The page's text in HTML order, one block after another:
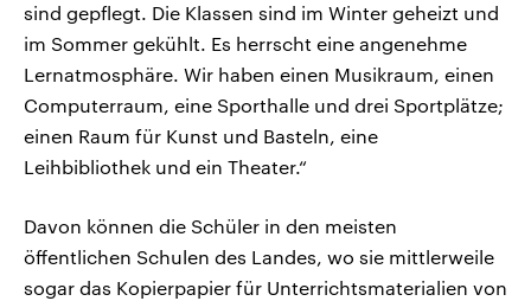
sind gepflegt. Die Klassen sind im Winter geheizt und
im Sommer gekühlt. Es herrscht eine angenehme
Lernatmosphäre. Wir haben einen Musikraum, einen
Computerraum, eine Sporthalle und drei Sportplätze;
einen Raum für Kunst und Basteln, eine
Leihbibliothek und ein Theater.“
Davon können die Schüler in den meisten
öffentlichen Schulen des Landes, wo sie mittlerweile
sogar das Kopierpapier für Unterrichtsmaterialien von